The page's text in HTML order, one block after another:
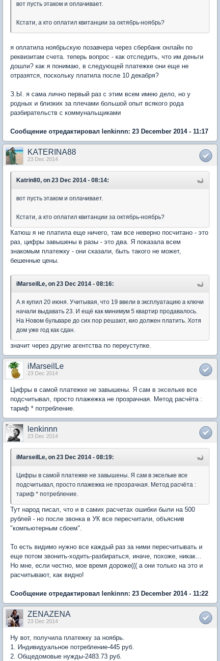
вот пусть этаком и оплачивает.
Кстати, а кто оплатил квитанции за октябрь-ноябрь?
я оплатила ноябрьскую позавчера через сбербанк онлайн по
реквизитам счета. теперь вопрос - как отследить, что им деньги
дошли? как я понимаю, в следующей платежке они еще не
отразятся, поскольку платила после 10 декабря?
З.Ы. я сама лично первый раз с этим всем имею дело, но у
родных и близких за плечами большой опыт всякого рода
разбирательств с коммунальщиками
Сообщение отредактировал lenkinnn: 23 December 2014 - 11:17
KATERINA88
23 Dec 2014
Katrin80, on 23 Dec 2014 - 08:14:
вот пусть этаком и оплачивает.
Кстати, а кто оплатил квитанции за октябрь-ноябрь?
Катюш я не платила еще ничего, там все неверно посчитано - это
раз, цифры завышены в разы - это два. Я показала всем
знакомым платежку - они сказали, быть такого не может,
бешенные цены.
iMarseilLe, on 23 Dec 2014 - 08:16:
А я купил 20 июня. Учитывая, что 19 ввели в эксплуатацию а ключи
начали выдавать 23. И ещё как минимум 5 квартир продавалось.
На Новом бульваре до сих пор решают, кио должен платить. Хотя
дом уже год как сдан.
значит через другие агентства по переуступке.
iMarseilLe
23 Dec 2014
Цифры в самой платежке не завышены. Я сам в эксельке все
подсчитывал, просто плажежка не прозрачная. Метод расчёта :
тариф * потребление.
lenkinnn
23 Dec 2014
iMarseilLe, on 23 Dec 2014 - 08:19:
Цифры в самой платежке не завышены. Я сам в эксельке все
подсчитывал, просто плажежка не прозрачная. Метод расчёта :
тариф * потребление.
Тут народ писал, что и в самих расчетах ошибки были на 500
рублей - но после звонка в УК все пересчитали, объяснив
"компьютерным сбоем".
То есть видимо нужно все каждый раз за ними пересчитывать и
еще потом звонить-ходить-разбираться, иначе, похоже, никак...
Но мне, если честно, мое время дороже((( а они только на это и
расчитывают, как видно!
Сообщение отредактировал lenkinnn: 23 December 2014 - 11:22
ZENAZENA
23 Dec 2014
Ну вот, получила платежку за ноябрь.
1. Индивидуальное потребление-445 руб.
2. Общедомовые нужды-2483.73 руб.